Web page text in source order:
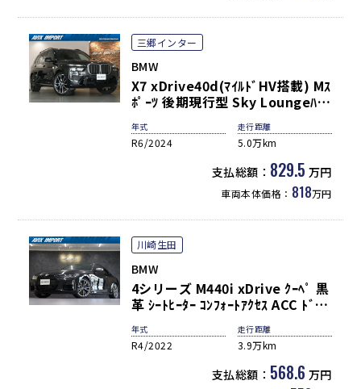
三郷インター
BMW
X7 xDrive40d(ﾏｲﾙﾄﾞHV搭載) Mｽ
ﾎﾟｰﾂ 後期現行型 Sky Loungeﾊﾟﾉ
ﾗﾏSR 黒革 ｼｰﾄﾋｰﾀｰ＆ﾍﾞﾝﾁﾚｰﾀｰ 5
ｿﾞｰﾝAC 純正ﾅﾋﾞ CarPlay＆
harman/kardon 3Dﾋﾞｭｰ＆HUD
Pｱｼｽﾄﾌﾟﾛ＆Dｱｼｽﾄﾌﾟﾛ 専用22AW
禁煙 新車保証継承可
年式
R6/2024
走行距離
5.0万km
支払総額： 829.5 万円
車両本体価格： 818万円
川崎生田
BMW
4シリーズ M440i xDrive ｸｰﾍﾟ 黒
革 ｼｰﾄﾋｰﾀｰ ｺﾝﾌｫｰﾄｱｸｾｽ ACC ﾄﾞﾗｲ
TV ﾄｯﾌﾟﾋﾞｭｰｶﾒﾗ HUD
harman/kardon ﾚｰｻﾞｰﾗｲﾄ ﾊﾟﾜｰ
ﾄﾗﾝｸ 19ｲﾝﾁAW
年式
R4/2022
走行距離
3.9万km
支払総額： 568.6 万円